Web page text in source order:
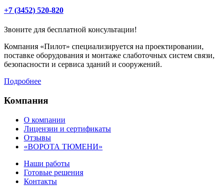
+7 (3452) 520-820
Звоните для бесплатной консультации!
Компания «Пилот» специализируется на проектировании,
поставке оборудования и монтаже слаботочных систем связи,
безопасности и сервиса зданий и сооружений.
Подробнее
Компания
О компании
Лицензии и сертификаты
Отзывы
«ВОРОТА ТЮМЕНИ»
Наши работы
Готовые решения
Контакты